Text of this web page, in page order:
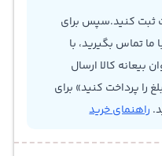
ثبت کنید.سپس برای
تماس بگیرید، با
بیعانه کالا ارسال
را پرداخت کنید» برای
راهنمای خرید